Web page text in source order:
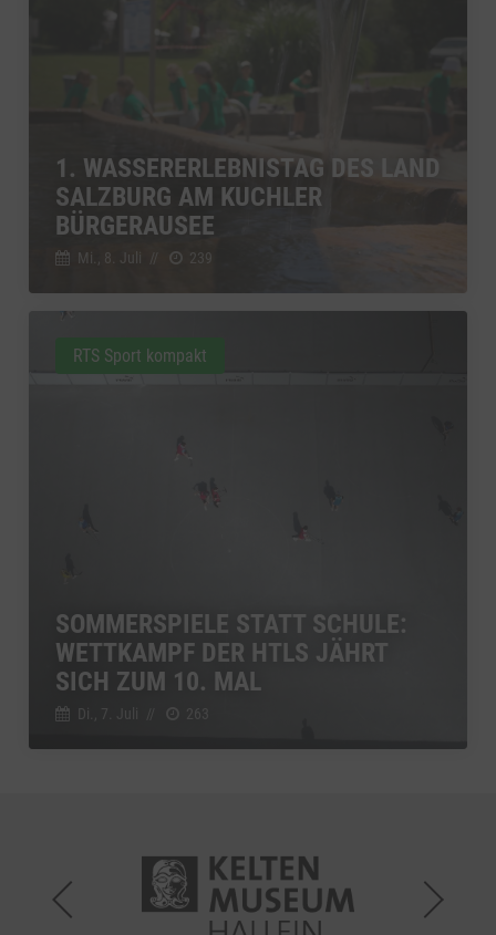
1. WASSERERLEBNISTAG DES LAND
SALZBURG AM KUCHLER
BÜRGERAUSEE
Mi., 8. Juli // 239
SOMMERSPIELE STATT SCHULE:
WETTKAMPF DER HTLS JÄHRT
SICH ZUM 10. MAL
Di., 7. Juli
RTS Sport kompakt